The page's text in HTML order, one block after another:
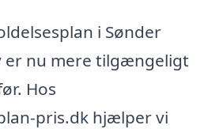
i Sønder
er nu mere tilgængeligt
Hos
pris.dk hjælper vi